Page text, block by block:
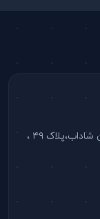
خیابان شهید سپهبد قرنی،خیابان شهید برادران شاداب،پلاک ۴۹ ،